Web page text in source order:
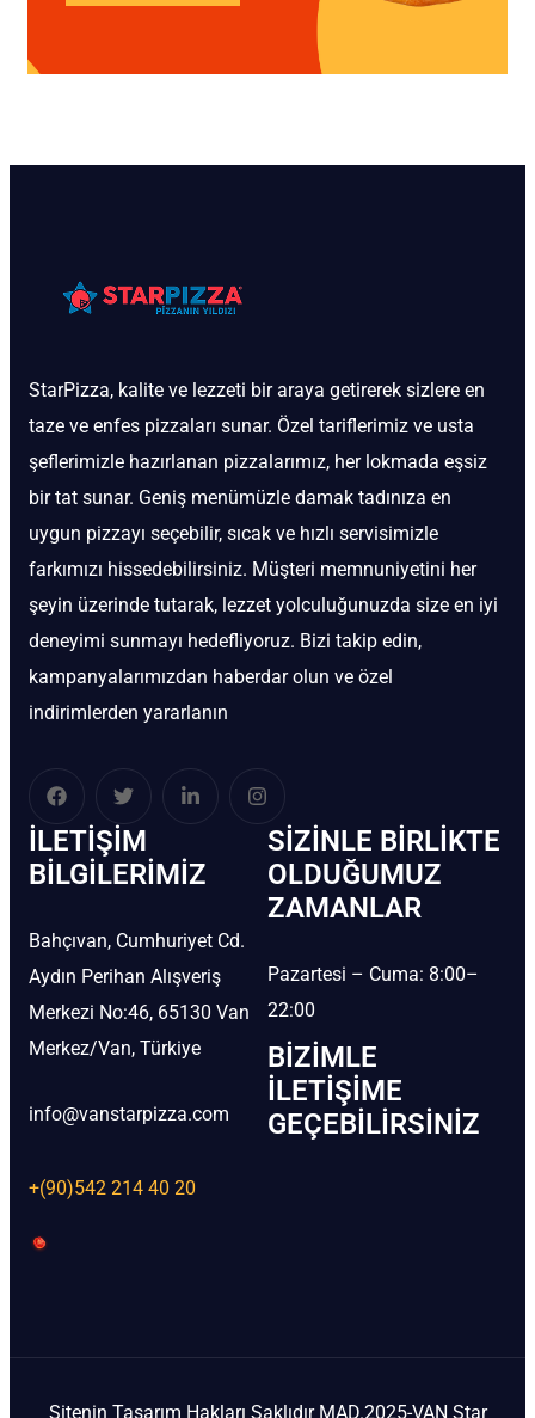
StarPizza, kalite ve lezzeti bir araya getirerek sizlere en
taze ve enfes pizzaları sunar. Özel tariflerimiz ve usta
şeflerimizle hazırlanan pizzalarımız, her lokmada eşsiz
bir tat sunar. Geniş menümüzle damak tadınıza en
uygun pizzayı seçebilir, sıcak ve hızlı servisimizle
farkımızı hissedebilirsiniz. Müşteri memnuniyetini her
şeyin üzerinde tutarak, lezzet yolculuğunuzda size en iyi
deneyimi sunmayı hedefliyoruz. Bizi takip edin,
kampanyalarımızdan haberdar olun ve özel
indirimlerden yararlanın
İLETIŞIM
BİLGILERIMIZ
Bahçıvan, Cumhuriyet Cd.
Aydın Perihan Alışveriş
Merkezi No:46, 65130 Van
Merkez/Van, Türkiye
info@vanstarpizza.com
+(90)542 214 40 20
SIZINLE BIRLIKTE
OLDUĞUMUZ
ZAMANLAR
Pazartesi – Cuma: 8:00–
22:00
BIZIMLE
İLETIŞIME
GEÇEBILIRSINIZ
Sitenin Tasarım Hakları Saklıdır MAD.2025-VAN Star